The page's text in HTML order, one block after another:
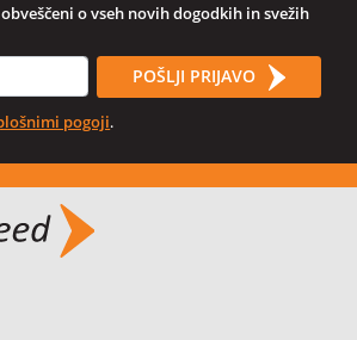
o vseh novih dogodkih in svežih
POŠLJI PRIJAVO
pogoji.